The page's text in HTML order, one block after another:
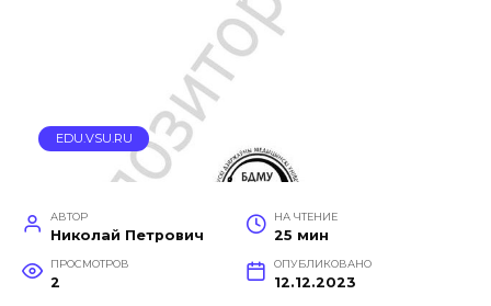
EDU.VSU.RU
АВТОР
Николай Петрович
НА ЧТЕНИЕ
25 мин
ПРОСМОТРОВ
2
ОПУБЛИКОВАНО
12.12.2023